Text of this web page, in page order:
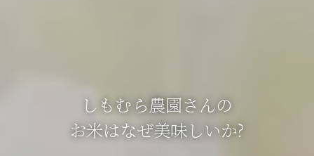
しもむら農園さんの
お米はなぜ美味しいか?